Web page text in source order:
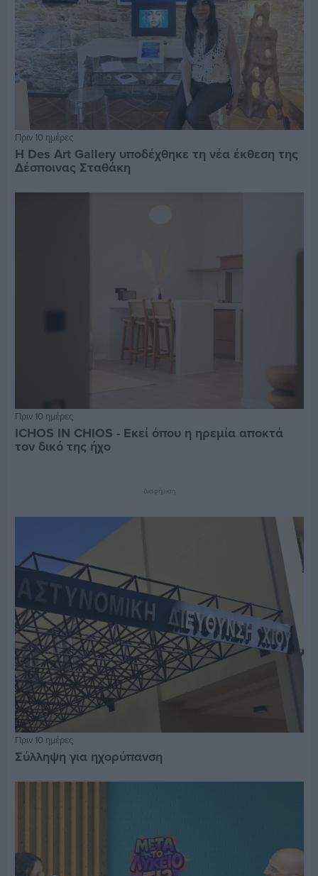
Πριν 10 ημέρες
Η Des Art Gallery υποδέχθηκε τη νέα έκθεση της
Δέσποινας Σταθάκη
Πριν 10 ημέρες
ICHOS IN CHIOS - Εκεί όπου η ηρεμία αποκτά
τον δικό της ήχο
Διαφήμιση
Πριν 10 ημέρες
Σύλληψη για ηχορύπανση